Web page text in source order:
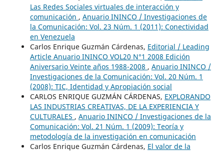
Las Redes Sociales virtuales de interacción y
comunicación , Anuario ININCO / Investigaciones de
la Comunicación: Vol. 23 Núm. 1 (2011): Conectividad
en Venezuela
Carlos Enrique Guzmán Cárdenas, Editorial / Leading
Article Anuario ININCO VOL20 N°1 2008 Edición
Aniversario Veinte años 1988-2008 , Anuario ININCO /
Investigaciones de la Comunicación: Vol. 20 Núm. 1
(2008): TIC, Identidad y Apropiación social
CARLOS ENRIQUE GUZMÁN CÁRDENAS, EXPLORANDO
LAS INDUSTRIAS CREATIVAS, DE LA EXPERIENCIA Y
CULTURALES , Anuario ININCO / Investigaciones de la
Comunicación: Vol. 21 Núm. 1 (2009): Teoría y
metodología de la investigación en comunicación
Carlos Enrique Guzmán Cárdenas, El valor de la